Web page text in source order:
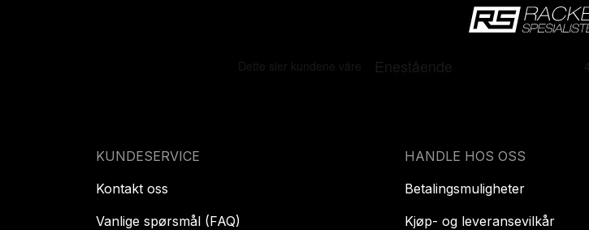
KUNDESERVICE
Kontakt oss
Vanlige spørsmål (FAQ)
HANDLE HOS OSS
Betalingsmuligheter
Kjøp- og leveransevilkår